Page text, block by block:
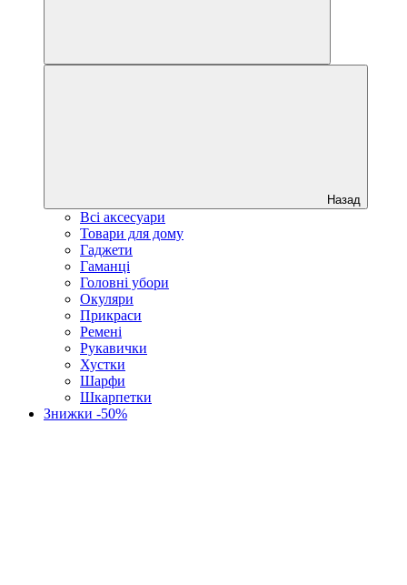
Назад
Всі аксесуари
Товари для дому
Гаджети
Гаманці
Головні убори
Окуляри
Прикраси
Ремені
Рукавички
Хустки
Шарфи
Шкарпетки
Знижки -50%